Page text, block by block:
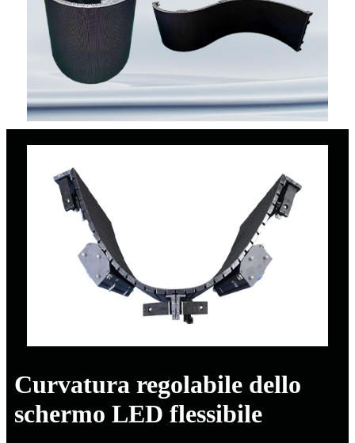
Curvatura regolabile dello
schermo LED flessibile